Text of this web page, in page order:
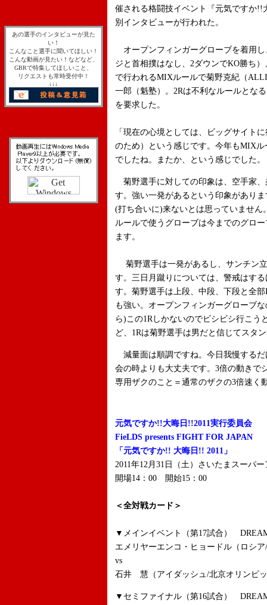
あの選手のインタビューが見た
い！
こんなこと選手に聞いてほしい！
こんな動画が見たい！などなど、
GBRで特集してほしいこと、
リクエストも常時受付中！
↓↓↓
催される格闘技イベント『元気ですか!!
別インタビューが行われた。
オープンフィンガーグローブを着用
ジと首相撲はなし、2ダウンでKO勝ち
で行われるMIXルールで菊野克紀（
一郎（魁塾）。2Rは不利なルールとな
を要求した。
「現在の心境としては、ビッグサイト
のため）という感じです。今年もMIXル
でしたね。またか、という感じでした。
菊野選手に対しての印象は、空手家、
す。 強い一発があるという印象があり
(打ち合いに)来ないとは思っていませ
ルールで使うグローブは今までのグロ
ます。
菊野選手は一発があるし、サンチン
す。三日月蹴りについては、警戒はす
す。菊野選手は上段、中段、下段と全
も強い。オープンフィンガーグローブ
ら)この1Rしかないのでビシビシ行こう
ど、1Rは菊野選手は男だと信じてスタ
減量面は順調ですね。今日我慢する
会の時よりも大丈夫です。 3倍の動きで
専用ザクのこと＝通常のザクの3倍速く
元気ですか!!大晦日!!2011実行委員会
FieLDS presents FIGHT FOR JAPAN
「元気ですか!! 大晦日!! 2011」
2011年12月31日（土）さいたまスーパ
開場14：00 開始15：00
＜全対戦カード＞
▼メインイベント（第17試合）
エメリヤーエンコ・ヒョードル（ロシ
vs
石井 慧（アイダッシュ/北京オリンピ
▼セミファイナル（第16試合）